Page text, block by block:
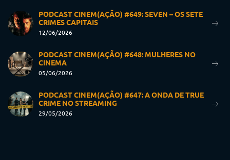
PODCAST CINEM(AÇÃO) #649: SEVEN – OS SETE
CRIMES CAPITAIS
12/06/2026
PODCAST CINEM(AÇÃO) #648: MULHERES NO
CINEMA
05/06/2026
PODCAST CINEM(AÇÃO) #647: A ONDA DE TRUE
CRIME NO STREAMING
29/05/2026